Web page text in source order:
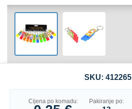
SKU: 412265
Cijena po komadu: Pakiranje po: